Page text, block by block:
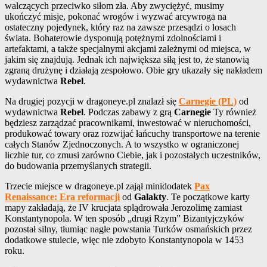
walczących przeciwko siłom zła. Aby zwyciężyć, musimy
ukończyć misje, pokonać wrogów i wyzwać arcywroga na
ostateczny pojedynek, który raz na zawsze przesądzi o losach
świata. Bohaterowie dysponują potężnymi zdolnościami i
artefaktami, a także specjalnymi akcjami zależnymi od miejsca, w
jakim się znajdują. Jednak ich największa siłą jest to, że stanowią
zgraną drużynę i działają zespołowo. Obie gry ukazały się nakładem
wydawnictwa Rebel.
Na drugiej pozycji w dragoneye.pl znalazł się Carnegie (PL) od
wydawnictwa Rebel. Podczas zabawy z grą Carnegie Ty również
będziesz zarządzać pracownikami, inwestować w nieruchomości,
produkować towary oraz rozwijać łańcuchy transportowe na terenie
całych Stanów Zjednoczonych. A to wszystko w ograniczonej
liczbie tur, co zmusi zarówno Ciebie, jak i pozostałych uczestników,
do budowania przemyślanych strategii.
Trzecie miejsce w dragoneye.pl zajął minidodatek Pax
Renaissance: Era reformacji od Galakty. Te początkowe karty
mapy zakładają, że IV krucjata splądrowała Jerozolimę zamiast
Konstantynopola. W ten sposób „drugi Rzym” Bizantyjczyków
pozostał silny, tłumiąc nagłe powstania Turków osmańskich przez
dodatkowe stulecie, więc nie zdobyto Konstantynopola w 1453
roku.